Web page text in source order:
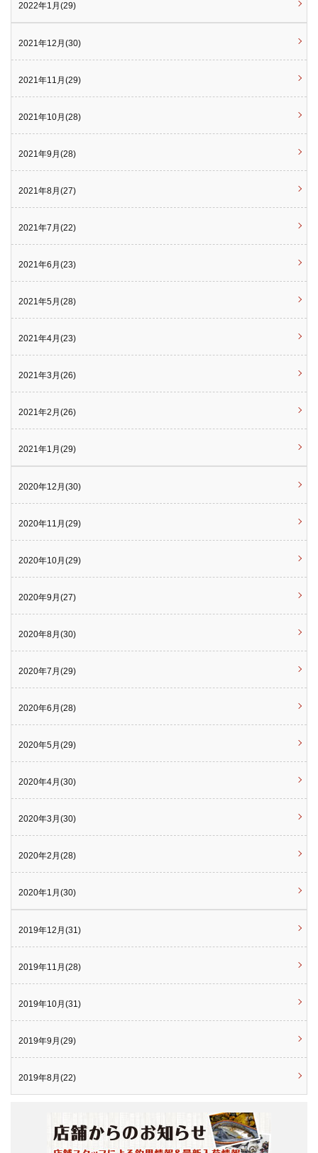
2022年1月(29)
2021年12月(30)
2021年11月(29)
2021年10月(28)
2021年9月(28)
2021年8月(27)
2021年7月(22)
2021年6月(23)
2021年5月(28)
2021年4月(23)
2021年3月(26)
2021年2月(26)
2021年1月(29)
2020年12月(30)
2020年11月(29)
2020年10月(29)
2020年9月(27)
2020年8月(30)
2020年7月(29)
2020年6月(28)
2020年5月(29)
2020年4月(30)
2020年3月(30)
2020年2月(28)
2020年1月(30)
2019年12月(31)
2019年11月(28)
2019年10月(31)
2019年9月(29)
2019年8月(22)